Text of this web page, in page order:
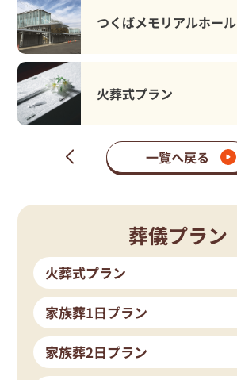
つくばメモリアルホール
火葬式プラン
ー
一覧へ戻る
葬儀プラン
火葬式プラン
家族葬1日プラン
家族葬2日プラン